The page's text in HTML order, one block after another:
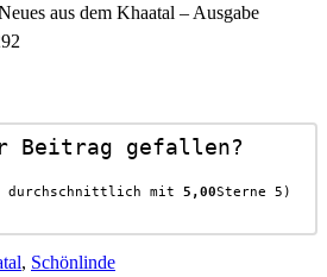
aus dem Khaatal – Ausgabe
Beitrag gefallen?
durchschnittlich mit 5,00Sterne 5)
, Schönlinde